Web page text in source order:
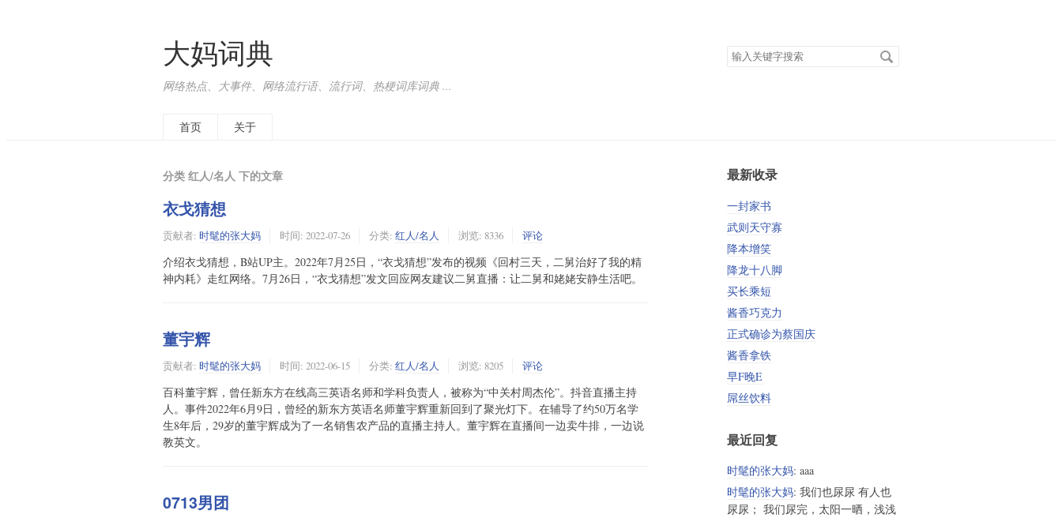
大妈词典
网络热点、大事件、网络流行语、流行词、热梗词库词典 ...
搜
首页 关于
分类 红人/名人 下的文章
衣戈猜想
贡献者: 时髦的张大妈 时间: 2022-07-26 分类: 红人/名人 浏览: 8336 评论
介绍衣戈猜想，B站UP主。2022年7月25日，“衣戈猜想”发布的视频《回村三天，二舅治好了我的精
神内耗》走红网络。7月26日，“衣戈猜想”发文回应网友建议二舅直播：让二舅和姥姥安静生活吧。
董宇辉
贡献者: 时髦的张大妈 时间: 2022-06-15 分类: 红人/名人 浏览: 8205 评论
百科董宇辉，曾任新东方在线高三英语名师和学科负责人，被称为“中关村周杰伦”。抖音直播主持
人。事件2022年6月9日，曾经的新东方英语名师董宇辉重新回到了聚光灯下。在辅导了约50万名学
生8年后，29岁的董宇辉成为了一名销售农产品的直播主持人。董宇辉在直播间一边卖牛排，一边说
教英文。
0713男团
最新收录
一封家书
武则天守寡
降本增笑
降龙十八脚
买长乘短
酱香巧克力
正式确诊为蔡国庆
酱香拿铁
早F晚E
屌丝饮料
最近回复
时髦的张大妈: aaa
时髦的张大妈: 我们也尿尿 有人也
尿尿； 我们尿完，太阳一晒，浅浅